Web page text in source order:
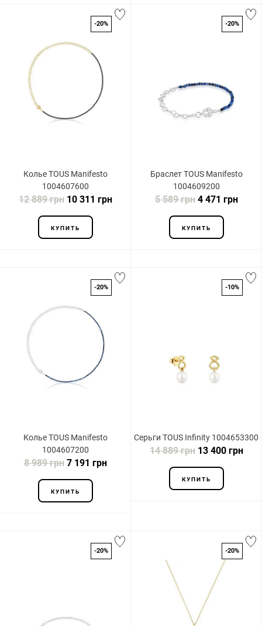
-20%
Колье TOUS Manifesto
1004607600
12 889 грн10 311 грн
КУПИТЬ
-20%
Браслет TOUS Manifesto
1004609200
5 589 грн4 471 грн
КУПИТЬ
-20%
Колье TOUS Manifesto
1004607200
8 989 грн7 191 грн
КУПИТЬ
-10%
Серьги TOUS Infinity 1004653300
14 889 грн13 400 грн
КУПИТЬ
-20% -20%